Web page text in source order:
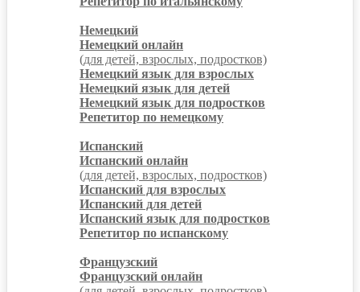
Немецкий
Немецкий онлайн
(для детей, взрослых, подростков)
Немецкий язык для взрослых
Немецкий язык для детей
Немецкий язык для подростков
Репетитор по немецкому
Испанский
Испанский онлайн
(для детей, взрослых, подростков)
Испанский для взрослых
Испанский для детей
Испанский язык для подростков
Репетитор по испанскому
Французский
Французский онлайн